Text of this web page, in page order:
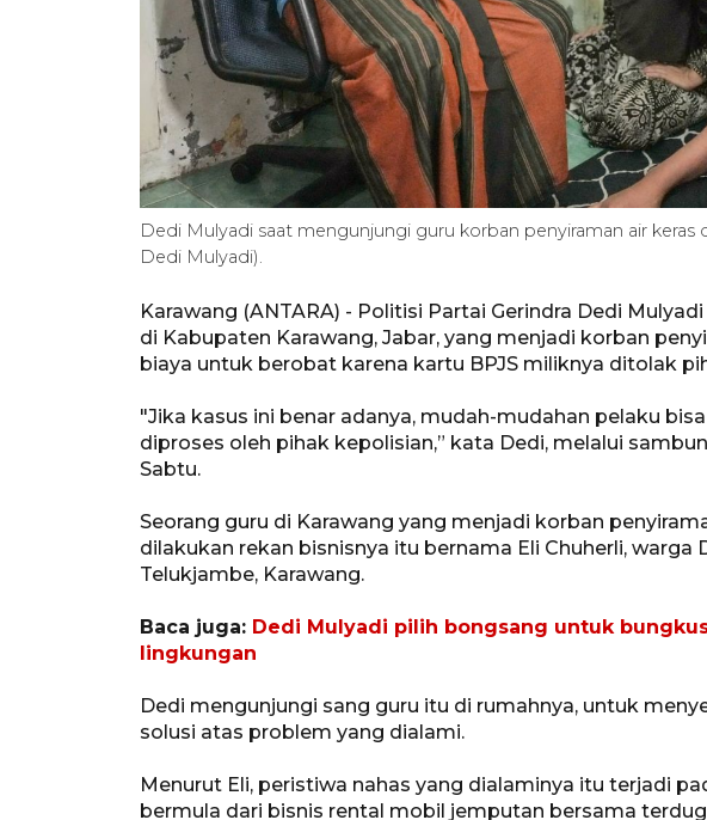
Dedi Mulyadi saat mengunjungi guru korban penyiraman air keras
Dedi Mulyadi).
Karawang (ANTARA) - Politisi Partai Gerindra Dedi
di Kabupaten Karawang, Jabar, yang menjadi korban
biaya untuk berobat karena kartu BPJS miliknya ditolak
"Jika kasus ini benar adanya, mudah-mudahan pelaku
diproses oleh pihak kepolisian,” kata Dedi, melalui
Sabtu.
Seorang guru di Karawang yang menjadi korban
dilakukan rekan bisnisnya itu bernama Eli Chuherli, warga
Telukjambe, Karawang.
Baca juga: Dedi Mulyadi pilih bongsang untuk
lingkungan
Dedi mengunjungi sang guru itu di rumahnya, untuk
solusi atas problem yang dialami.
Menurut Eli, peristiwa nahas yang dialaminya itu terjadi
bermula dari bisnis rental mobil jemputan bersama